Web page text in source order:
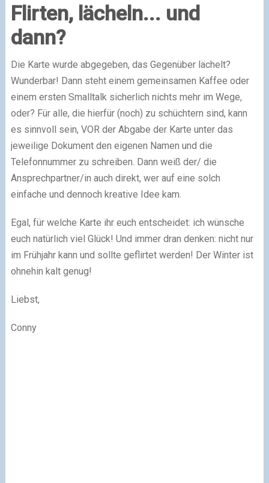
Flirten, lächeln... und
dann?
Die Karte wurde abgegeben, das Gegenüber lächelt?
Wunderbar! Dann steht einem gemeinsamen Kaffee oder
einem ersten Smalltalk sicherlich nichts mehr im Wege,
oder? Für alle, die hierfür (noch) zu schüchtern sind, kann
es sinnvoll sein, VOR der Abgabe der Karte unter das
jeweilige Dokument den eigenen Namen und die
Telefonnummer zu schreiben. Dann weiß der/ die
Ansprechpartner/in auch direkt, wer auf eine solch
einfache und dennoch kreative Idee kam.
Egal, für welche Karte ihr euch entscheidet: ich wünsche
euch natürlich viel Glück! Und immer dran denken: nicht nur
im Frühjahr kann und sollte geflirtet werden! Der Winter ist
ohnehin kalt genug!
Liebst,
Conny